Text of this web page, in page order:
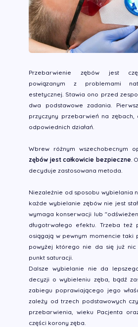
Przebarwienie zębów jest
powiązanym z problemami
estetycznej. Stawia ono przed
dwa podstawowe zadania.
przyczyny przebarwień na
odpowiednich działań.
Wbrew różnym wszechobecnym
zębów jest całkowicie bezpieczne.
decyduje zastosowana metoda.
Niezależnie od sposobu wybielania
każde wybielanie zębów nie jest
wymaga konserwacji lub
długotrwałego efektu. Trzeba też
osiągają w pewnym momencie taki
powyżej którego nie da się już nic
punkt saturacji.
Dalsze wybielanie nie da
decyzji o wybieleniu zęba, bądź
zabiegu poprawiającego jego
zależy od trzech podstawowych
przebarwienia, wieku Pacjenta
części korony zęba.